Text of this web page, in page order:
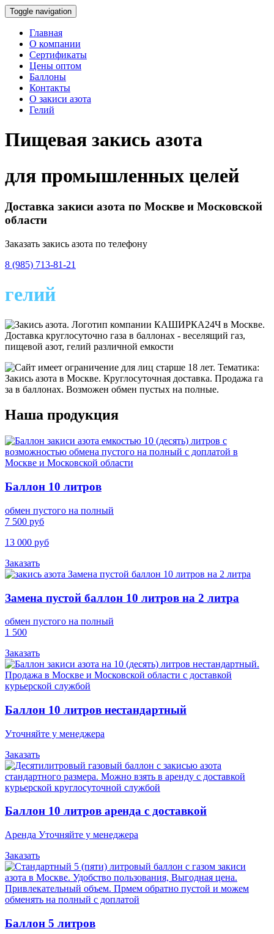
Toggle navigation
Главная
О компании
Сертификаты
Цены оптом
Баллоны
Контакты
О закиси азота
Гелий
Пищевая закись азота
для промышленных целей
Доставка закиси азота по Москве и Московской
области
Заказать закись азота по телефону
8 (985) 713-81-21
гелий
Наша продукция
Баллон 10 литров
обмен пустого на полный
7 500 руб
13 000 руб
Заказать
Замена пустой баллон 10 литров на 2 литра
обмен пустого на полный
1 500
Заказать
Баллон 10 литров нестандартный
Уточняйте у менеджера
Заказать
Баллон 10 литров аренда с доставкой
Аренда Уточняйте у менеджера
Заказать
Баллон 5 литров